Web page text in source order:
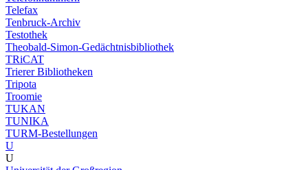
Telefax
Tenbruck-Archiv
Testothek
Theobald-Simon-Gedächtnisbibliothek
TRiCAT
Trierer Bibliotheken
Tripota
Troomie
TUKAN
TUNIKA
TURM-Bestellungen
U
U